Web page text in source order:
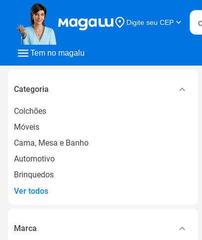
Tem no magalu
Digite seu CEP
Categoria
Colchões
Móveis
Cama, Mesa e Banho
Automotivo
Brinquedos
Ver todos
Marca